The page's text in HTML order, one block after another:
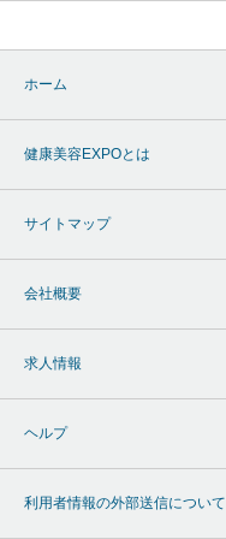
ホーム
健康美容EXPOとは
サイトマップ
会社概要
求人情報
ヘルプ
利用者情報の外部送信について